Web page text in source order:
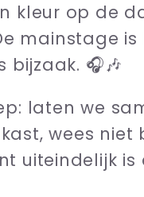
kleur op de
mainstage
bijzaak. 🎧🎶
laten we
wees